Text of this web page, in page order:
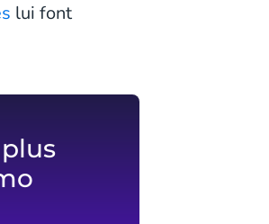
lui font